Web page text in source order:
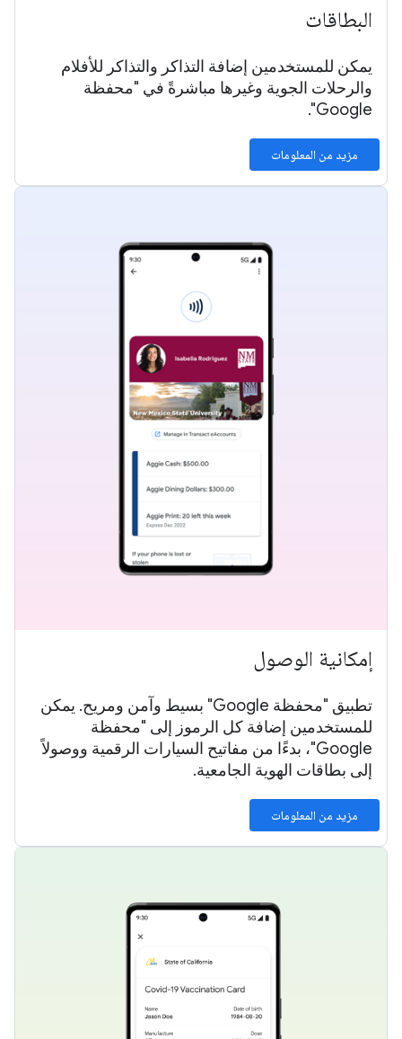
البطاقات
يمكن للمستخدمين إضافة التذاكر والتذاكر للأفلام
والرحلات الجوية وغيرها مباشرةً في "محفظة
Google".
مزيد من المعلومات
إمكانية الوصول
تطبيق "محفظة Google" بسيط وآمن ومريح. يمكن
للمستخدمين إضافة كل الرموز إلى "محفظة
Google"، بدءًا من مفاتيح السيارات الرقمية ووصولاً
إلى بطاقات الهوية الجامعية.
مزيد من المعلومات